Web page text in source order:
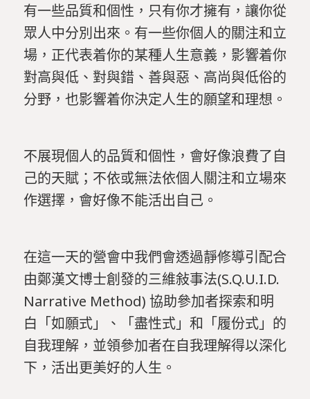
有一些品質和個性，只有你才擁有，讓你從
眾人中分別出來。有一些你個人的關注和立
場，正代表着你的某種人生意義，影響着你
對高與低、對與錯、善與惡、高尚與低俗的
分野，也影響着你決定人生的願望和理想。
不展現個人的品質和個性，會好像浪費了自
己的天賦；不依或無法依個人關注和立場來
作選擇，會好像不能活出自己。
在這一天的營會中我們會透過靜修導引配合
由鄭漢文博士創發的三維敍事法(S.Q.U.I.D.
Narrative Method) 協助參加者探索和明
白「如願式」、「盡性式」和「履份式」的
自我理解，並領參加者在自我理解得以深化
下，活出更美好的人生。